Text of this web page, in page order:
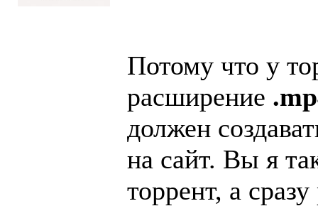
Потому что у
расширение
должен
на сайт. Вы я
торрент, а